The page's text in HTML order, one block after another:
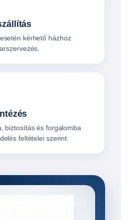
kérhető házhoz
biztosítás és forgalomba
feltételei szerint.